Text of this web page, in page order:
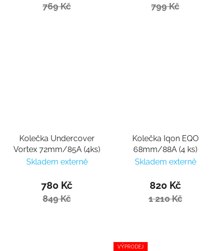
769 Kč 799 Kč
Kolečka Undercover
Vortex 72mm/85A (4ks)
Skladem externě
780 Kč
849 Kč
Kolečka Iqon EQO
68mm/88A (4 ks)
Skladem externě
820 Kč
1 210 Kč
VÝPRODEJ